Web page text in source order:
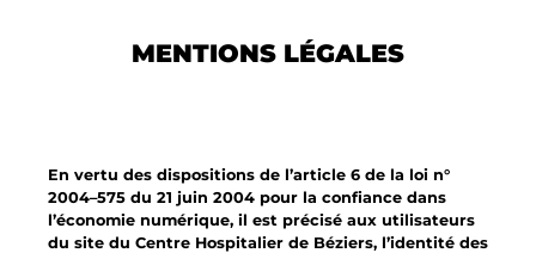
MENTIONS LÉGALES
En vertu des dispositions de l’article 6 de la loi n°
2004–575 du 21 juin 2004 pour la confiance dans
l’économie numérique, il est précisé aux utilisateurs
du site du Centre Hospitalier de Béziers, l’identité des